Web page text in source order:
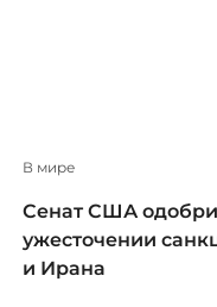
В мире
Сенат США
ужесточении
и Ирана